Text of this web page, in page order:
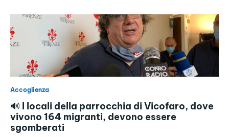
Accoglienza
🔊 I locali della parrocchia di Vicofaro, dove
vivono 164 migranti, devono essere
sgomberati